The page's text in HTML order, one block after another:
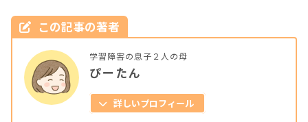
この記事の著者
学習障害の息子２人の母
ぴーたん
詳しいプロフィール